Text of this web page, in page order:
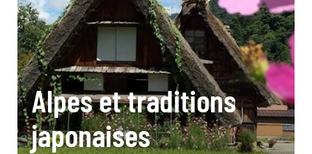
Alpes et traditions
japonaises